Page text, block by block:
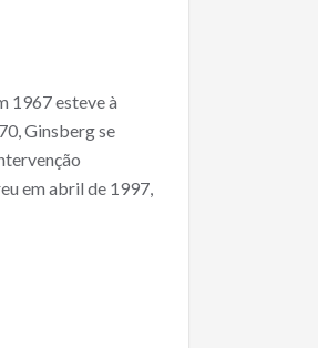
1967 esteve à
Ginsberg se
em abril de 1997,